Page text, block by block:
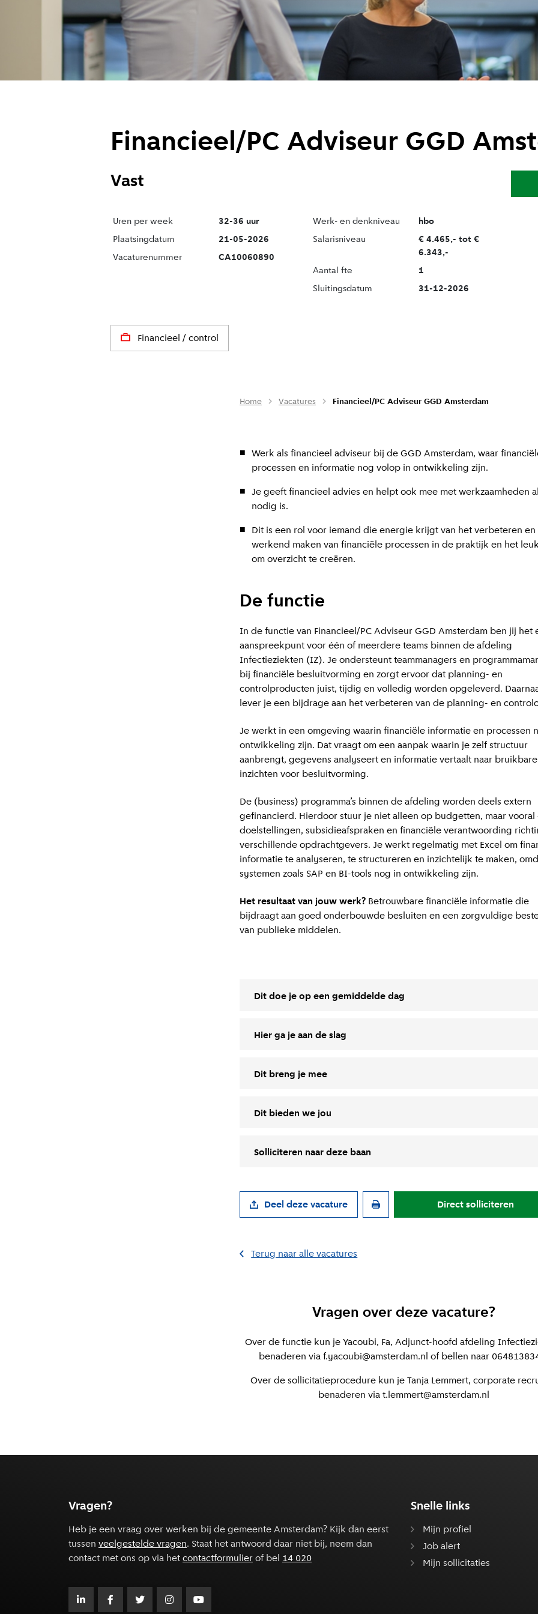
Financieel/PC Adviseur GGD
Vast
Uren per week
32-36 uur
Plaatsingdatum
21-05-2026
Vacaturenummer
CA10060890
Werk- en denkniveau
hbo
Salarisniveau
€ 4.465,- tot €
6.343,-
Aantal fte
1
Sluitingsdatum
31-12-2026
Financieel / control
Home Vacatures Financieel/PC Adviseur GGD Amsterdam
Werk als financieel adviseur bij de GGD Amsterdam, waar
processen en informatie nog volop in ontwikkeling zijn.
Je geeft financieel advies en helpt ook mee met werkzaamheden
nodig is.
Dit is een rol voor iemand die energie krijgt van het verbeteren en
werkend maken van financiële processen in de praktijk en het
om overzicht te creëren.
De functie
In de functie van Financieel/PC Adviseur GGD Amsterdam ben jij het
aanspreekpunt voor één of meerdere teams binnen de afdeling
Infectieziekten (IZ). Je ondersteunt teammanagers en
bij financiële besluitvorming en zorgt ervoor dat planning- en
controlproducten juist, tijdig en volledig worden opgeleverd.
lever je een bijdrage aan het verbeteren van de planning- en
Je werkt in een omgeving waarin financiële informatie en processen
ontwikkeling zijn. Dat vraagt om een aanpak waarin je zelf structuur
aanbrengt, gegevens analyseert en informatie vertaalt naar bruikbare
inzichten voor besluitvorming.
De (business) programma’s binnen de afdeling worden deels extern
gefinancierd. Hierdoor stuur je niet alleen op budgetten, maar vooral
doelstellingen, subsidieafspraken en financiële verantwoording
verschillende opdrachtgevers. Je werkt regelmatig met Excel om
informatie te analyseren, te structureren en inzichtelijk te maken,
systemen zoals SAP en BI-tools nog in ontwikkeling zijn.
Het resultaat van jouw werk? Betrouwbare financiële informatie die
bijdraagt aan goed onderbouwde besluiten en een zorgvuldige
van publieke middelen.
Dit doe je op een gemiddelde dag
Hier ga je aan de slag
Dit breng je mee
Dit bieden we jou
Solliciteren naar deze baan
Deel deze vacature Direct solliciteren
Terug naar alle vacatures
Vragen over deze vacature?
Over de functie kun je Yacoubi, Fa, Adjunct-hoofd afdeling
benaderen via f.yacoubi@amsterdam.nl of bellen naar
Over de sollicitatieprocedure kun je Tanja Lemmert, corporate
benaderen via t.lemmert@amsterdam.nl
Vragen?
Heb je een vraag over werken bij de gemeente Amsterdam? Kijk dan eerst
tussen veelgestelde vragen. Staat het antwoord daar niet bij, neem dan
contact met ons op via hetcontactformulierof bel 14 020
Snelle links
Mijn profiel
Job alert
Mijn sollicitaties